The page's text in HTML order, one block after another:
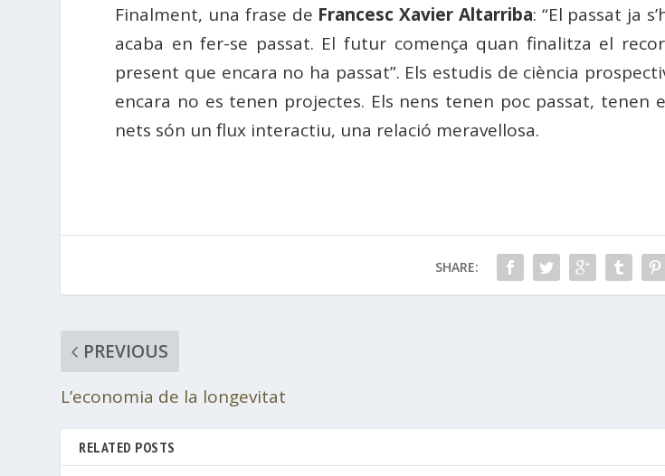
Finalment, una frase de Francesc Xavier Altarriba: “El passat ja
acaba en fer-se passat. El futur comença quan finalitza el
present que encara no ha passat”. Els estudis de ciència
encara no es tenen projectes. Els nens tenen poc passat,
nets són un flux interactiu, una relació meravellosa.
SHARE:
PREVIOUS
L’economia de la longevitat
RELATED POSTS